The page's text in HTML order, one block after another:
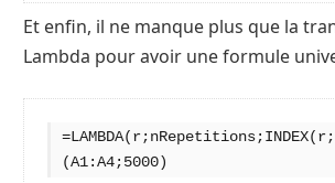
Et enfin, il ne manque plus que la
Lambda pour avoir une formule
(A1:A4;5000)